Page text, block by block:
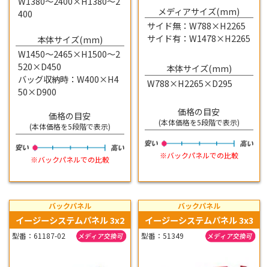
400
本体サイズ(mm)
W1450～2465×H1500～2
520×D450
バッグ収納時：W400×H4
50×D900
価格の目安
(本体価格を5段階で表示)
※バックパネルでの比較
メディアサイズ(mm)
サイド無：W788×H2265
サイド有：W1478×H2265
本体サイズ(mm)
W788×H2265×D295
価格の目安
(本体価格を5段階で表示)
※バックパネルでの比較
バックパネル
イージーシステムパネル 3x2
型番：61187-02
バックパネル
イージーシステムパネル 3x3
型番：51349